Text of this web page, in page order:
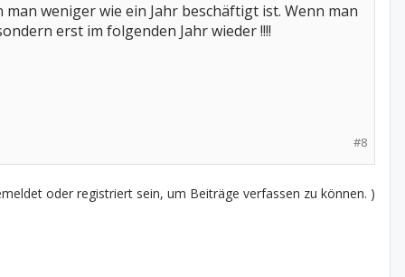
weniger wie ein Jahr beschäftigt ist. Wenn man
erst im folgenden Jahr wieder !!!!
#8
oder registriert sein, um Beiträge verfassen zu können. )